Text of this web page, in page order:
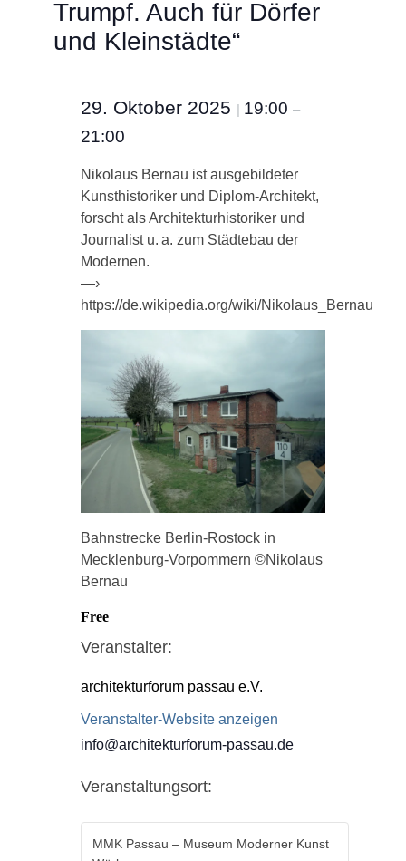
Trumpf. Auch für Dörfer
und Kleinstädte“
29. Oktober 2025 | 19:00 –
21:00
Nikolaus Bernau ist ausgebildeter
Kunsthistoriker und Diplom-Architekt,
forscht als Architekturhistoriker und
Journalist u. a. zum Städtebau der
Modernen.
—›
https://de.wikipedia.org/wiki/Nikolaus_Bernau
Bahnstrecke Berlin-Rostock in
Mecklenburg-Vorpommern ©Nikolaus
Bernau
Free
Veranstalter:
architekturforum passau e.V.
Veranstalter-Website anzeigen
info@architekturforum-passau.de
Veranstaltungsort:
MMK Passau – Museum Moderner Kunst